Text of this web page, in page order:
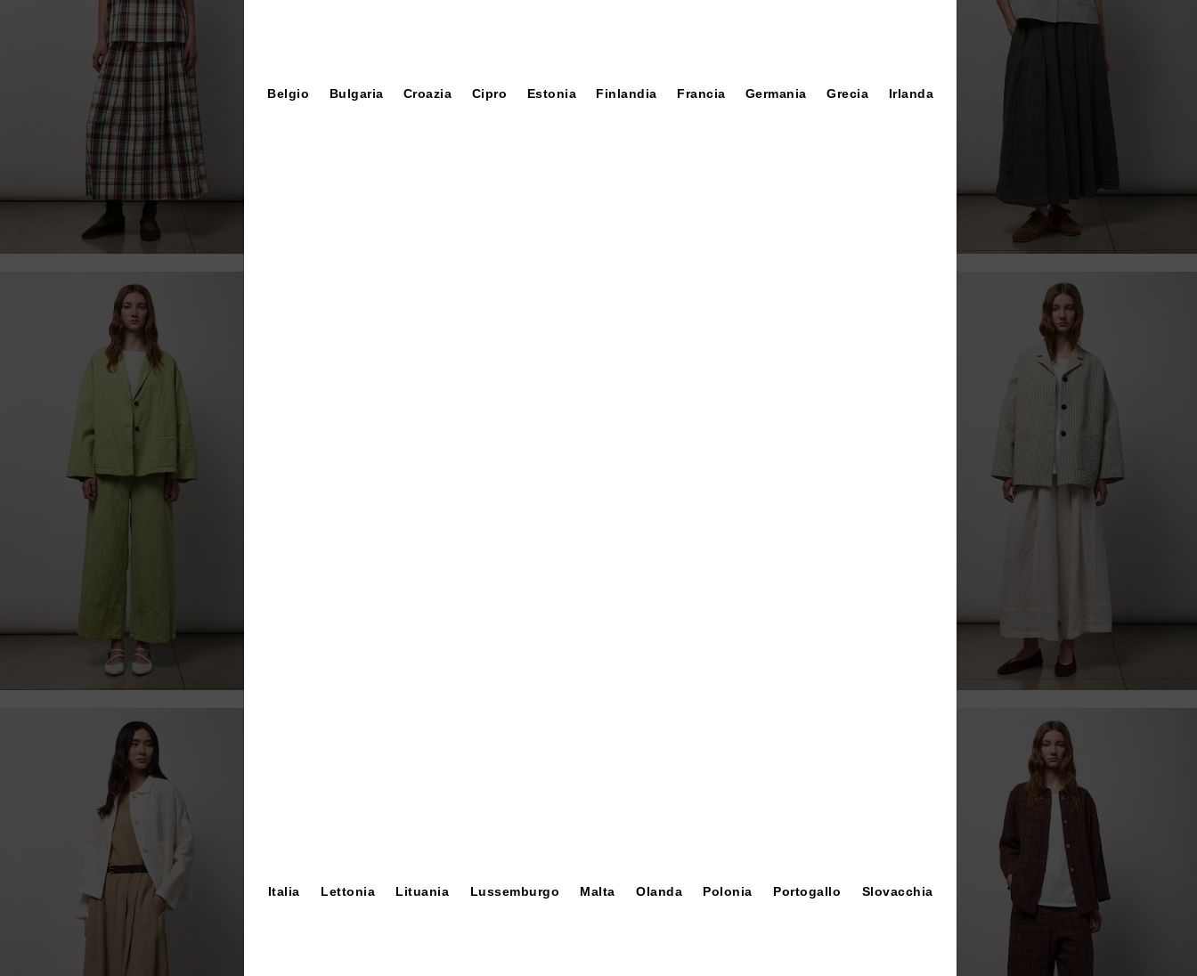
Belgio Bulgaria Croazia Cipro Estonia Finlandia Francia Germania Grecia Irlanda
Italia Lettonia Lituania Lussemburgo Malta Olanda Polonia Portogallo Slovacchia